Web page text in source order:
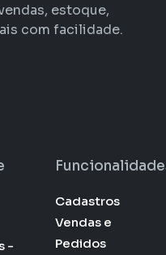
estoque,
com facilidade.
-
Cadastros
Vendas e
Pedidos